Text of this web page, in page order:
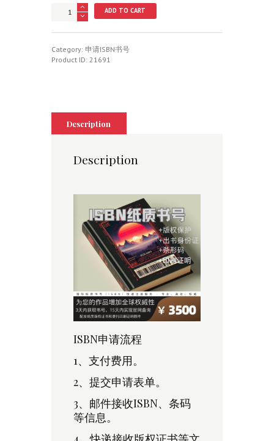
号
quantity
ADD TO CART
Category: 申请ISBN书号
Product ID: 21691
Description
Description
ISBN申请流程
1、支付费用。
2、提交申请表单。
3、邮件接收ISBN、条码
等信息。